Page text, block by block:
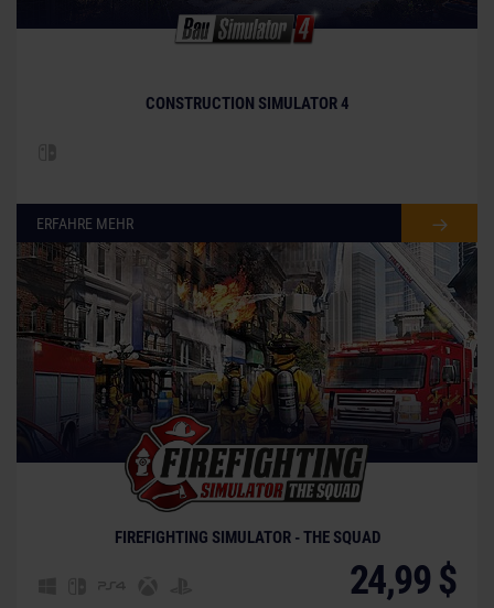
CONSTRUCTION SIMULATOR 4
ERFAHRE MEHR
FIREFIGHTING SIMULATOR - THE SQUAD
24,99 $